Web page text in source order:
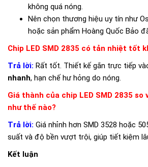
không quá nóng.
Nên chọn thương hiệu uy tín như
hoặc sản phẩm Hoàng Quốc Bảo
Chip LED SMD 2835 có tản nhiệt tốt
Trả lời: Rất tốt. Thiết kế gắn trực tiếp
nhanh, hạn chế hư hỏng do nóng.
Giá thành của chip LED SMD 2835 so
như thế nào?
Trả lời: Giá nhỉnh hơn SMD 3528 hoặc
suất và độ bền vượt trội, giúp tiết kiệm
Kết luận